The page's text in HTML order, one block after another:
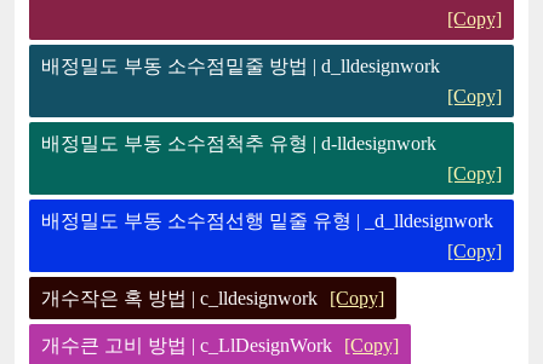
[Copy]
배정밀도 부동 소수점밑줄 방법 | d_lldesignwork
[Copy]
배정밀도 부동 소수점척추 유형 | d-lldesignwork
[Copy]
배정밀도 부동 소수점선행 밑줄 유형 | _d_lldesignwork
[Copy]
개수작은 혹 방법 | c_lldesignwork [Copy]
개수큰 고비 방법 | c_LlDesignWork [Copy]